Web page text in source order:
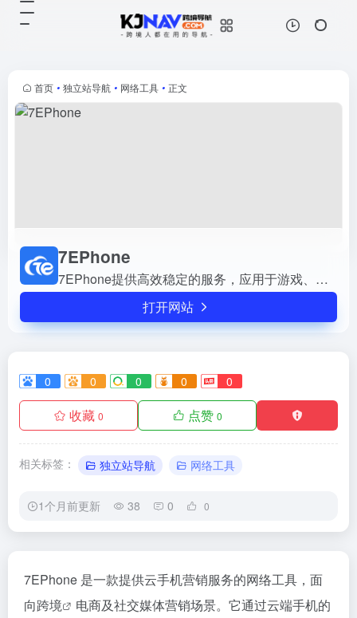
首页 • 独立站导航 • 网络工具 • 正文
7EPhone
7EPhone提供高效稳定的服务，应用于游戏、营销、直播、安全办公、广告、保险、AIOT以及工业互联网等多场景。
打开网站
0 0 0 0 0
收藏 0 点赞 0
相关标签： 独立站导航 网络工具
1个月前更新 38 0 0
广告、保险、AIOT以及工业互联网
等多场景。
7EPhone 是一款提供云手机营销服务的网络工具，面
向跨境
电商及社交媒体营销场景。它通过云端手机的